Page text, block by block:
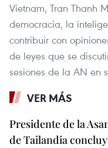
Vietnam, Tran Thanh
democracia, la
contribuir con
de leyes que se
sesiones de la AN en
VER MÁS
Presidente de la
de Tailandia